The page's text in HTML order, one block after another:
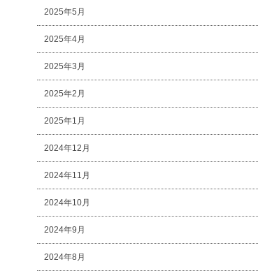
2025年5月
2025年4月
2025年3月
2025年2月
2025年1月
2024年12月
2024年11月
2024年10月
2024年9月
2024年8月